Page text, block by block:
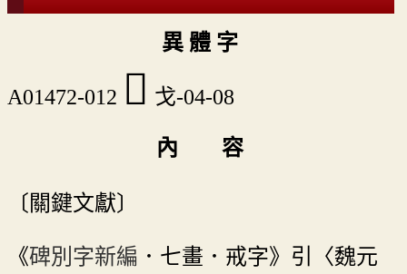
異 體 字
A01472-012 󲉳 戈-04-08
內 容
〔關鍵文獻〕
《碑別字新編 ．七畫．戒字》引〈魏元